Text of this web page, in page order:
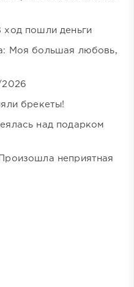
пошли деньги
Моя большая любовь,
брекеты!
над подарком
неприятная